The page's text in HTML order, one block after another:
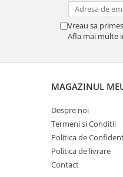
Vreau sa
Afla mai multe
MAGAZINUL
Despre noi
Termeni si Conditii
Politica de
Politica de livrare
Contact